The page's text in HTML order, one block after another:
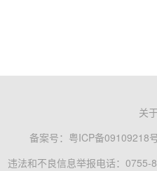
关
备案号： 粤ICP备09109218
违法和不良信息举报电话：0755-